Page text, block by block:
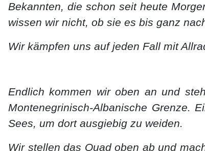
Bekannten, die schon seit heute
wissen wir nicht, ob sie es bis ganz
Wir kämpfen uns auf jeden Fall mit
Endlich kommen wir oben an und
Montenegrinisch-Albanische Grenze.
Sees, um dort ausgiebig zu weiden.
Wir stellen das Quad oben ab und